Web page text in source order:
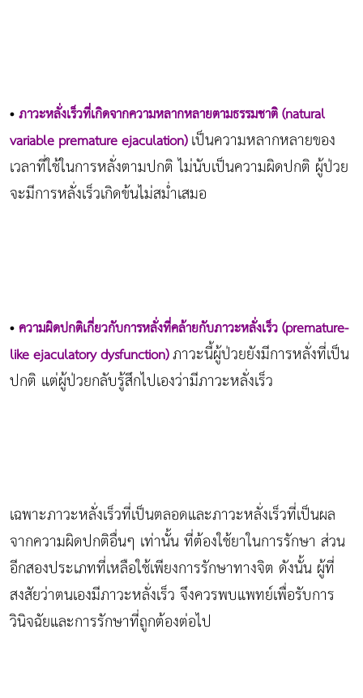
• ภาวะหลั่งเร็วที่เกิดจากความหลากหลายตามธรรมชาติ (natural
variable premature ejaculation)เป็นความหลากหลายของ
เวลาที่ใช้ในการหลั่งตามปกติ ไม่นับเป็นความผิดปกติ ผู้ป่วย
จะมีการหลั่งเร็วเกิดข้นไม่สม่ำเสมอ
• ความผิดปกติเกี่ยวกับการหลั่งที่คล้ายกับภาวะหลั่งเร็ว (premature-
like ejaculatory dysfunction)ภาวะนี้ผู้ป่วยยังมีการหลั่งที่เป็น
ปกติ แต่ผู้ป่วยกลับรู้สึกไปเองว่ามีภาวะหลั่งเร็ว
เฉพาะภาวะหลั่งเร็วที่เป็นตลอดและภาวะหลั่งเร็วที่เป็นผล
จากความผิดปกติอื่นๆ เท่านั้น ที่ต้องใช้ยาในการรักษา ส่วน
อีกสองประเภทที่เหลือใช้เพียงการรักษาทางจิต ดังนั้น ผู้ที่
สงสัยว่าตนเองมีภาวะหลั่งเร็ว จึงควรพบแพทย์เพื่อรับการ
วินิจฉัยและการรักษาที่ถูกต้องต่อไป